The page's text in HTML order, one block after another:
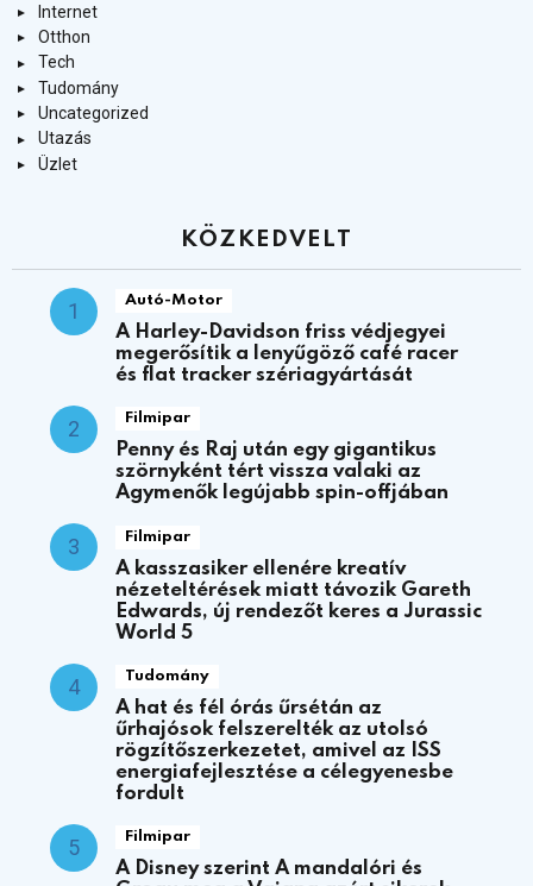
Internet
Otthon
Tech
Tudomány
Uncategorized
Utazás
Üzlet
KÖZKEDVELT
Autó-Motor
A Harley-Davidson friss védjegyei
megerősítik a lenyűgöző café racer
és flat tracker szériagyártását
Filmipar
Penny és Raj után egy gigantikus
szörnyként tért vissza valaki az
Agymenők legújabb spin-offjában
Filmipar
A kasszasiker ellenére kreatív
nézeteltérések miatt távozik Gareth
Edwards, új rendezőt keres a Jurassic
World 5
Tudomány
A hat és fél órás űrsétán az
űrhajósok felszerelték az utolsó
rögzítőszerkezetet, amivel az ISS
energiafejlesztése a célegyenesbe
fordult
Filmipar
A Disney szerint A mandalóri és